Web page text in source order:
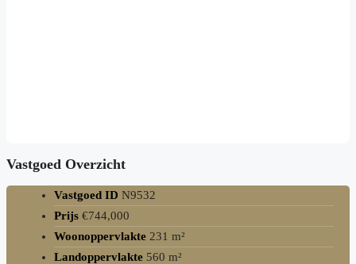
Vastgoed Overzicht
Vastgoed ID N9532
Prijs €744,000
Woonoppervlakte 231 m²
Landoppervlakte 560 m²